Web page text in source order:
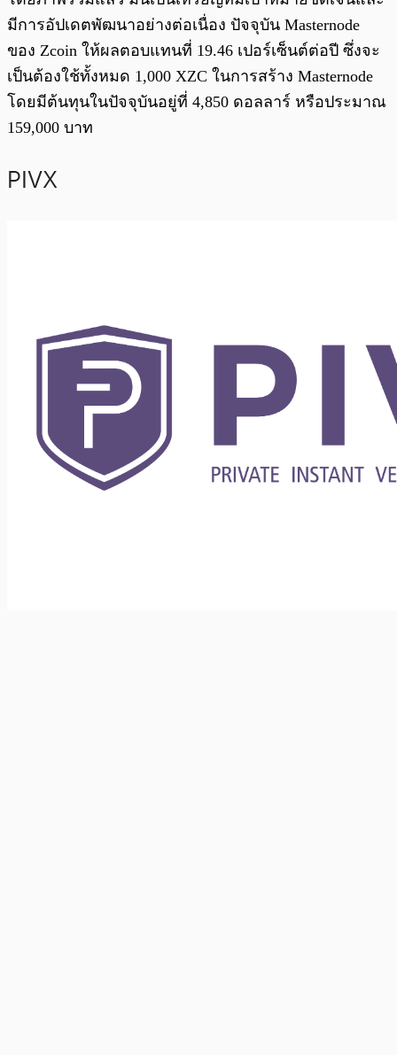
มีการอัปเดตพัฒนาอย่างต่อเนื่อง ปัจจุบัน Masternode
ของ Zcoin ให้ผลตอบแทนที่ 19.46 เปอร์เซ็นต์ต่อปี ซึ่งจะ
เป็นต้องใช้ทั้งหมด 1,000 XZC ในการสร้าง Masternode
โดยมีต้นทุนในปัจจุบันอยู่ที่ 4,850 ดอลลาร์ หรือประมาณ
159,000 บาท
PIVX